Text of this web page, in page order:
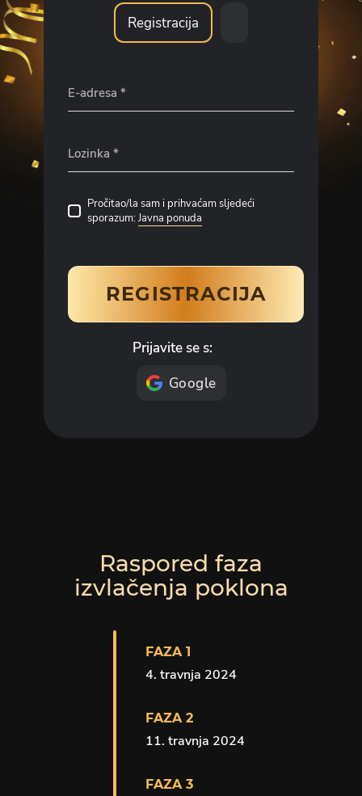
Registracija
E-adresa *
Lozinka *
Pročitao/la sam i prihvaćam sljedeći
sporazum:Javna ponuda
REGISTRACIJA
Prijavite se s:
Google
Raspored faza
izvlačenja poklona
FAZA 1
4. travnja 2024
FAZA 2
11. travnja 2024
FAZA 3